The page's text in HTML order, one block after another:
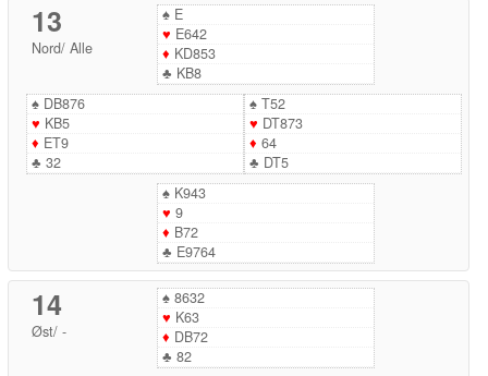
13
Nord/ Alle
♠E
♥ E642
♦ KD853
♣ KB8
♠DB876
♥ KB5
♦ ET9
♣ 32
♠T52
♥ DT873
♦ 64
♣ DT5
♠K943
♥ 9
♦ B72
♣ E9764
14
Øst/ -
♠8632
♥ K63
♦ DB72
♣ 82